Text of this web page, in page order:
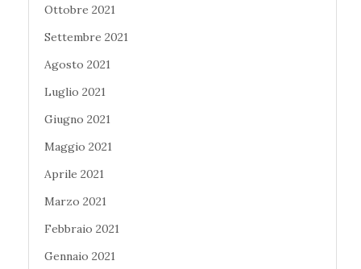
Ottobre 2021
Settembre 2021
Agosto 2021
Luglio 2021
Giugno 2021
Maggio 2021
Aprile 2021
Marzo 2021
Febbraio 2021
Gennaio 2021